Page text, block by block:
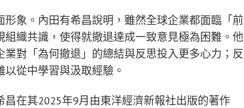
象。內田有希昌說明，雖然全球企業都面臨「前
織共識，使得就撤退達成一致意見極為困難。他
對「為何撤退」的總結與反思投入更多心力；反
從中學習與汲取經驗。
在其2025年9月由東洋經濟新報社出版的著作